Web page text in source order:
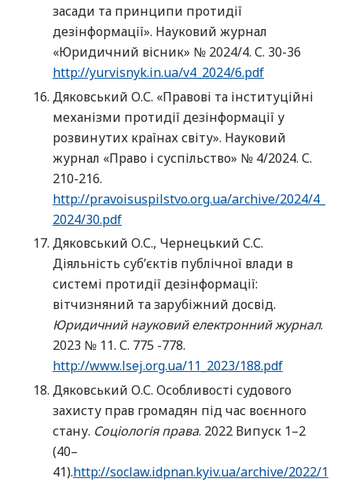
засади та принципи протидії
дезінформації». Науковий журнал
«Юридичний вісник» № 2024/4. С. 30-36
http://yurvisnyk.in.ua/v4_2024/6.pdf
Дяковський О.С. «Правові та інституційні
механізми протидії дезінформації у
розвинутих країнах світу». Науковий
журнал «Право і суспільство» № 4/2024. С.
210-216.
http://pravoisuspilstvo.org.ua/archive/2024/4_
2024/30.pdf
Дяковський О.С., Чернецький С.С.
Діяльність суб’єктів публічної влади в
системі протидії дезінформації:
вітчизняний та зарубіжний досвід.
Юридичний науковий електронний журнал.
2023 № 11. С. 775 -778.
http://www.lsej.org.ua/11_2023/188.pdf
Дяковський О.С. Особливості судового
захисту прав громадян під час воєнного
стану. Соціологія права. 2022 Випуск 1–2
(40–
41).http://soclaw.idpnan.kyiv.ua/archive/2022/1